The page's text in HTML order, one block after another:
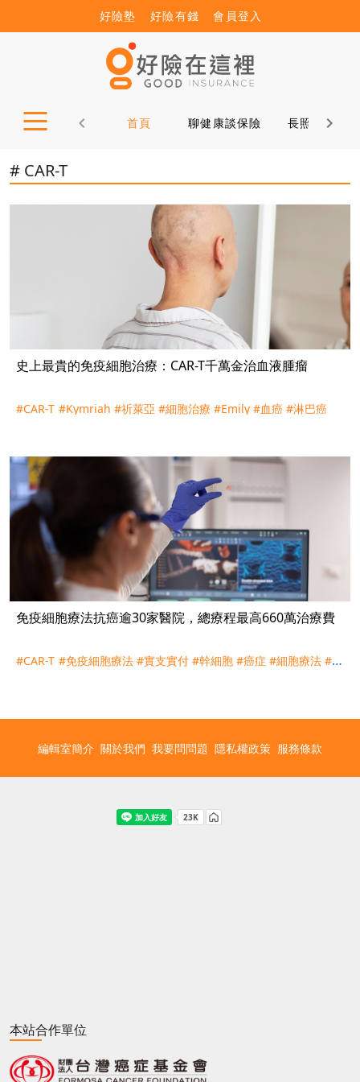
好險塾 好險有錢 會員登入
首頁 聊健康談保險 長照12問
# CAR-T
史上最貴的免疫細胞治療：CAR-T千萬金治血液腫瘤
#CAR-T #Kymriah #祈萊亞 #細胞治療 #Emily #血癌 #淋巴癌
免疫細胞療法抗癌逾30家醫院，總療程最高660萬治療費
#CAR-T #免疫細胞療法 #實支實付 #幹細胞 #癌症 #細胞療法 #癌
#DC#NK#DC-CIK
編輯室簡介 關於我們 我要問問題 隱私權政策 服務條款
本站合作單位